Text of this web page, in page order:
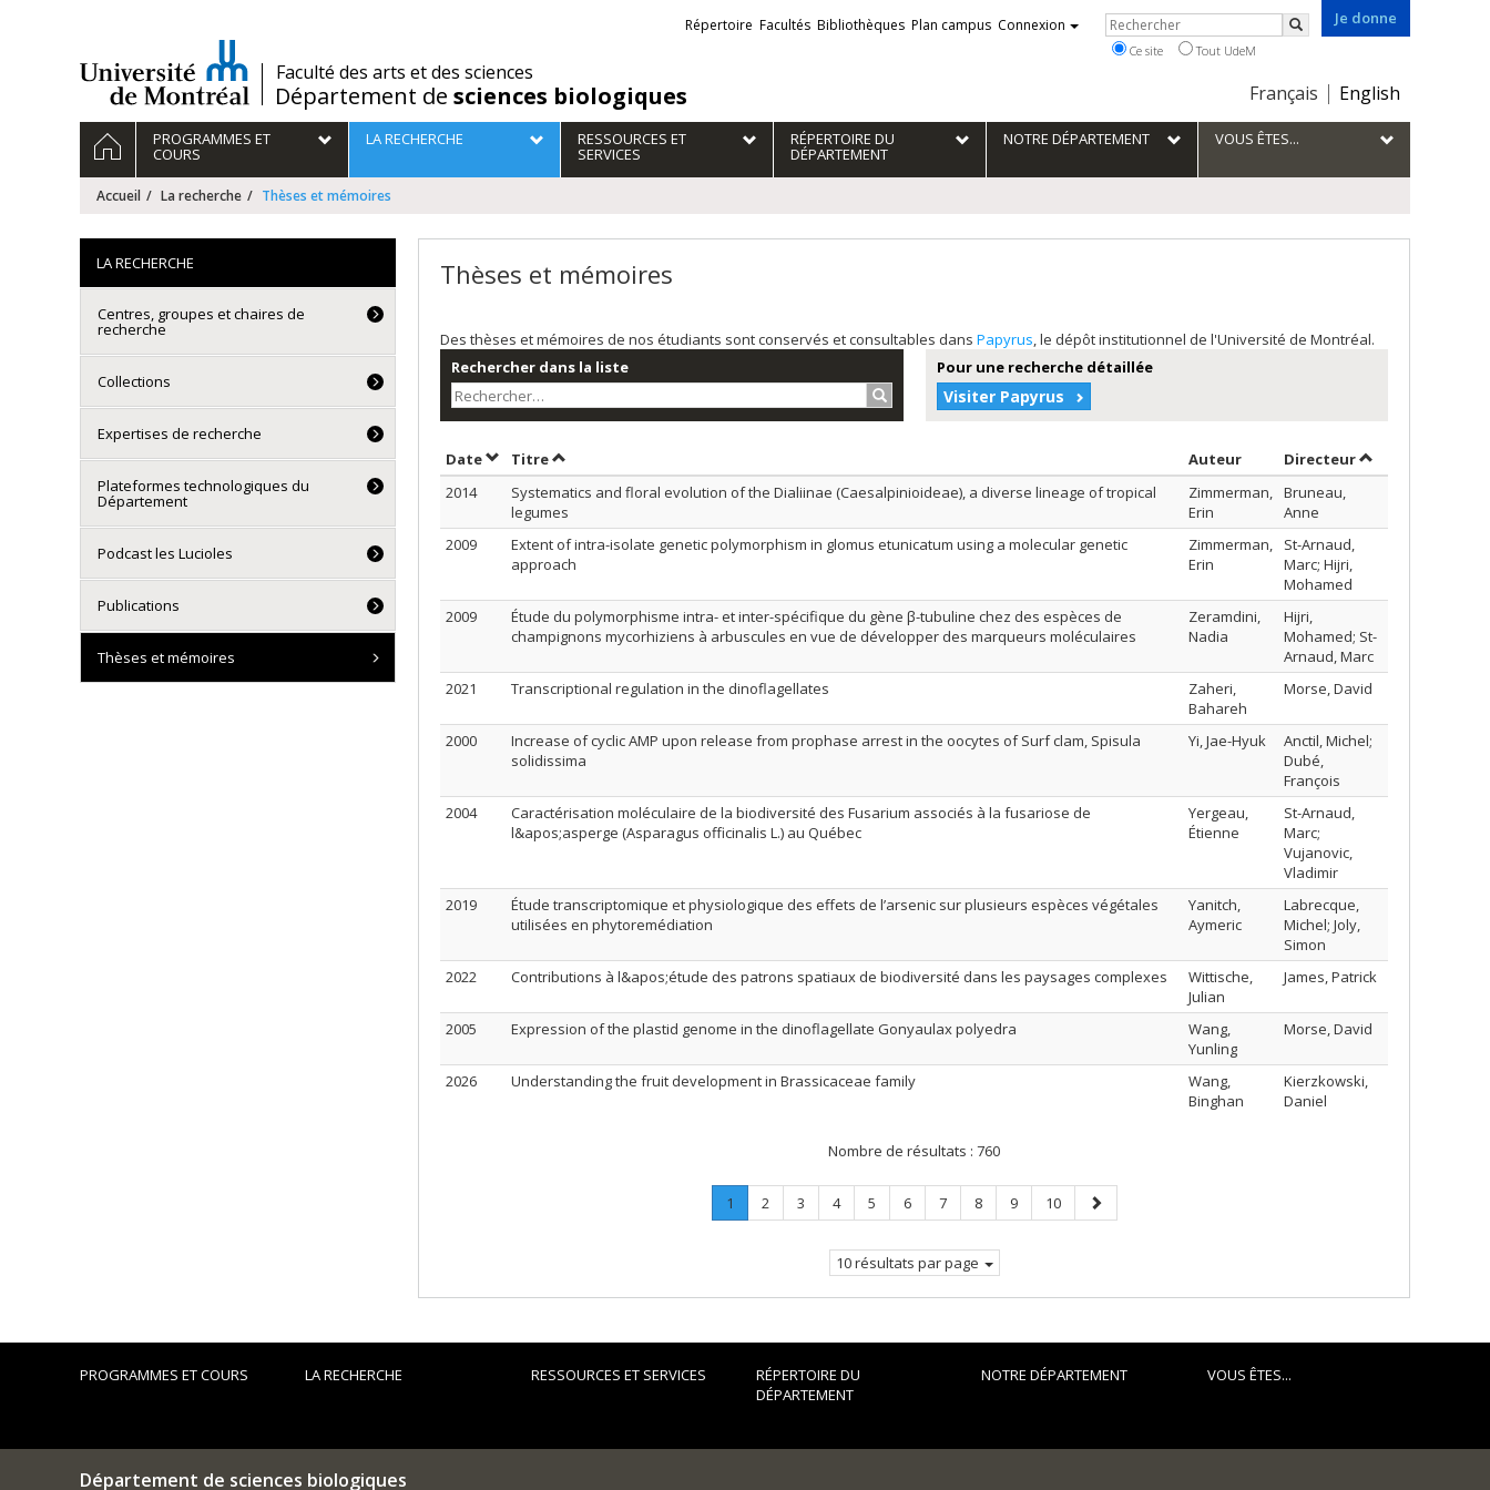
/Faculté des arts et des sciences
Département de sciences biologiques
Je donne
Choix
la
langue
Français English
Liens
externes
Répertoire Facultés Bibliothèques Plan campus Connexion Rechercher
Rechercher
Ce site Tout UdeM
Navigation
principale
ACCUEILPROGRAMMES ET
COURS
LA RECHERCHE RESSOURCES ET
SERVICES
RÉPERTOIRE DU
DÉPARTEMENT
NOTRE DÉPARTEMENT VOUS ÊTES...
Accueil La recherche Thèses et mémoires
Thèses et mémoires
Des thèses et mémoires de nos étudiants sont conservés et consultables dans Papyrus, le dépôt institutionnel de l'Université de Montréal.
Rechercher dans la liste
Rechercher…
Pour une recherche détaillée
Visiter Papyrus
DateTrier par date en ordre décroissant
TitreTrier par titre en ordre décroissant Auteur Trier par auteur en ordre
Directeurpar contributeur
2014
Systematics and floral evolution of the Dialiinae (Caesalpinioideae), a diverse lineage of tropical
legumes
Zimmerman,
Erin
Bruneau,
Anne
2009
Extent of intra-isolate genetic polymorphism in glomus etunicatum using a molecular genetic
approach
Zimmerman,
Erin
St-Arnaud,
Marc; Hijri,
Mohamed
2009
Étude du polymorphisme intra- et inter-spécifique du gène β-tubuline chez des espèces de
champignons mycorhiziens à arbuscules en vue de développer des marqueurs moléculaires
Zeramdini,
Nadia
Hijri,
Mohamed; St-
Arnaud, Marc
2021
Transcriptional regulation in the dinoflagellates
Zaheri,
Bahareh
Morse, David
2000
Increase of cyclic AMP upon release from prophase arrest in the oocytes of Surf clam, Spisula
solidissima
Yi, Jae-Hyuk
Anctil, Michel;
Dubé,
François
2004
Caractérisation moléculaire de la biodiversité des Fusarium associés à la fusariose de
l&apos;asperge (Asparagus officinalis L.) au Québec
Yergeau,
Étienne
St-Arnaud,
Marc;
Vujanovic,
Vladimir
2019
Étude transcriptomique et physiologique des effets de l’arsenic sur plusieurs espèces végétales
utilisées en phytoremédiation
Yanitch,
Aymeric
Labrecque,
Michel; Joly,
Simon
2022
Contributions à l&apos;étude des patrons spatiaux de biodiversité dans les paysages complexes
Wittische,
Julian
James, Patrick
2005 Expression of the plastid genome in the dinoflagellate Gonyaulax polyedra
Wang,
Yunling
Morse, David
2026 Understanding the fruit development in Brassicaceae family
Wang,
Binghan
Kierzkowski,
Daniel
Nombre de résultats : 760
Page
1
Page
Page
2 Page
3 Page
4 Page
5 Page
6 Page
7 Page
8 Page
9 Page
10
Page
suivante
10 résultats par page
LA RECHERCHE
Centres, groupes et chaires de
recherche
Collections
Expertises de recherche
Plateformes technologiques du
Département
Podcast les Lucioles
Publications
Thèses et mémoires
PROGRAMMES ET COURS LA RECHERCHE RESSOURCES ET SERVICES
RÉPERTOIRE DU
DÉPARTEMENT
NOTRE DÉPARTEMENT VOUS ÊTES...
Département de sciences biologiques